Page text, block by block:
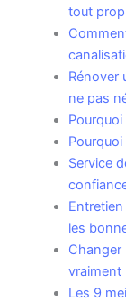
tout
Rénover
ne pas
Service
les
Changer
vraiment
Les 9